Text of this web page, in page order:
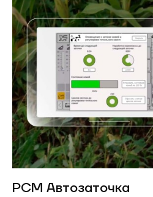
РСМ Автозаточка